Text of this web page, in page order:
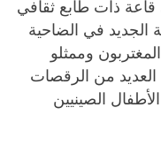
قاعة ذات طابع ثقافي
الجديد في الضاحية
وممثلو
العديد من الرقصات
الأطفال الصينيين